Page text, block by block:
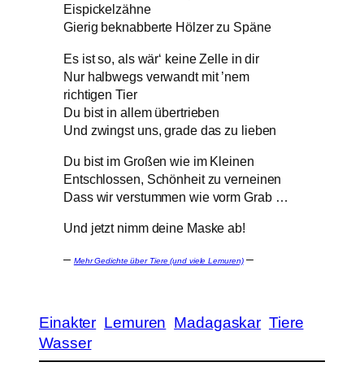
Eispickelzähne
Gierig beknabberte Hölzer zu Späne
Es ist so, als wär‘ keine Zelle in dir
Nur halbwegs verwandt mit ’nem
richtigen Tier
Du bist in allem übertrieben
Und zwingst uns, grade das zu lieben
Du bist im Großen wie im Kleinen
Entschlossen, Schönheit zu verneinen
Dass wir verstummen wie vorm Grab …
Und jetzt nimm deine Maske ab!
– Mehr Gedichte über Tiere (und viele Lemuren)–
Einakter Lemuren Madagaskar Tiere
Wasser